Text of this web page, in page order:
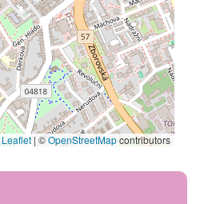
Leaflet |©OpenStreetMapcontributors